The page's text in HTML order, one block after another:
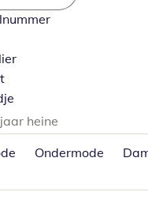
heine
Ondermode